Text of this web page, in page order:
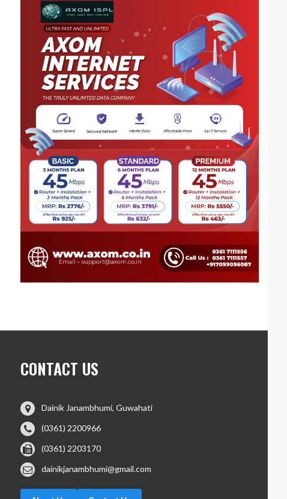
CONTACT US
Dainik Janambhumi, Guwahati
(0361) 2200966
(0361) 2203170
dainikjanambhumi@gmail.com